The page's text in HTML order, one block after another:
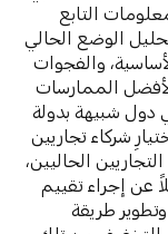
التابع
الوضع الحالي
والفجوات
الممارسات
دول شبيهة بدولة
شركاء تجاريين
الحاليين،
عن إجراء تقييم
طريقة